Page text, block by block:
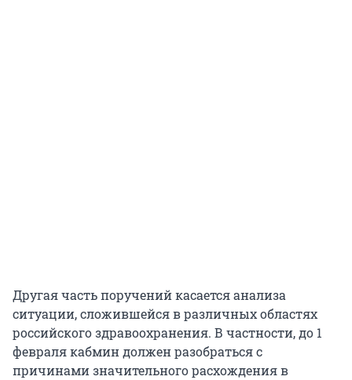
Другая часть поручений касается анализа
ситуации, сложившейся в различных областях
российского здравоохранения. В частности, до 1
февраля кабмин должен разобраться с
причинами значительного расхождения в